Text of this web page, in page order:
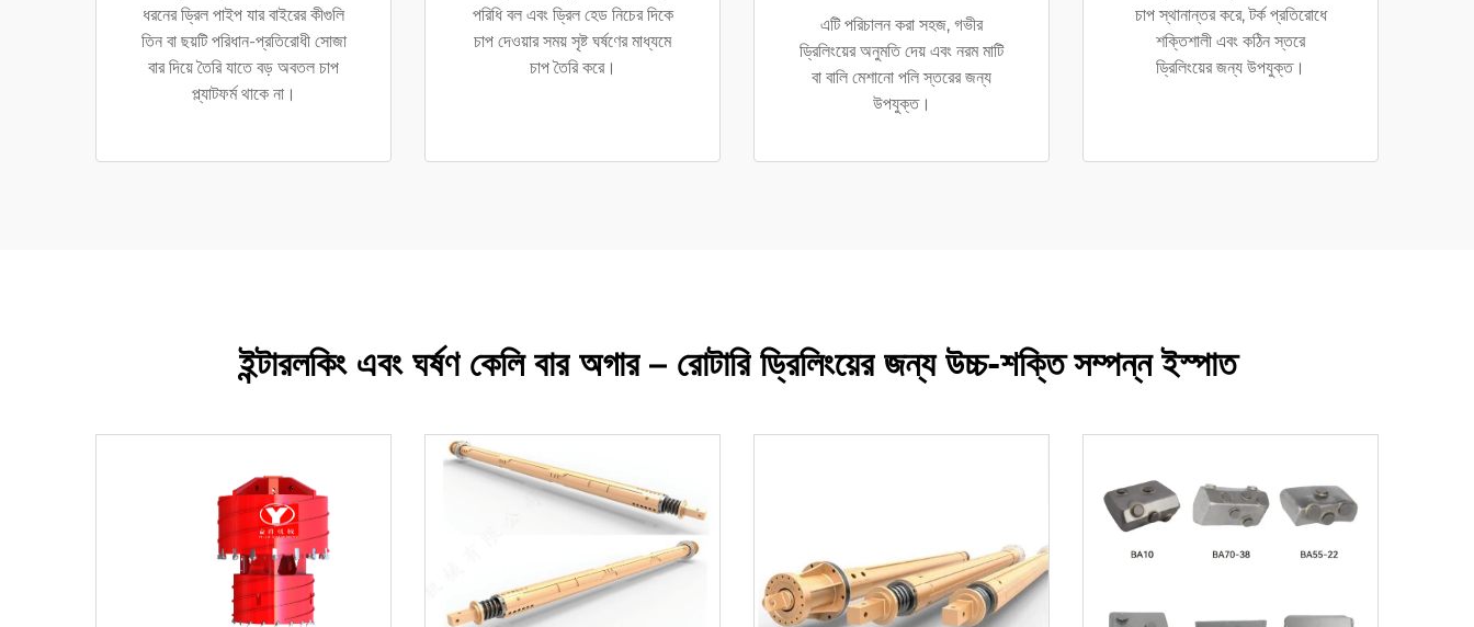
ধরনের ড্রিল পাইপ যার বাইরের কীগুলি
তিন বা ছয়টি পরিধান-প্রতিরোধী সোজা
বার দিয়ে তৈরি যাতে বড় অবতল চাপ
প্ল্যাটফর্ম থাকে না।
পরিধি বল এবং ড্রিল হেড নিচের দিকে
চাপ দেওয়ার সময় সৃষ্ট ঘর্ষণের মাধ্যমে
চাপ তৈরি করে।
এটি পরিচালন করা সহজ, গভীর
ড্রিলিংয়ের অনুমতি দেয় এবং নরম মাটি
বা বালি মেশানো পলি স্তরের জন্য
উপযুক্ত।
চাপ স্থানান্তর করে, টর্ক প্রতিরোধে
শক্তিশালী এবং কঠিন স্তরে
ড্রিলিংয়ের জন্য উপযুক্ত।
ইন্টারলকিং এবং ঘর্ষণ কেলি বার অগার – রোটারি ড্রিলিংয়ের জন্য উচ্চ-শক্তি সম্পন্ন ইস্পাত